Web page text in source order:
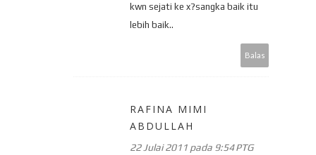
kwn sejati ke x?sangka baik itu
lebih baik..
Balas
RAFINA MIMI
ABDULLAH
22 Julai 2011 pada 9:54 PTG